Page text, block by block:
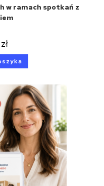
w ramach spotkań z
zł